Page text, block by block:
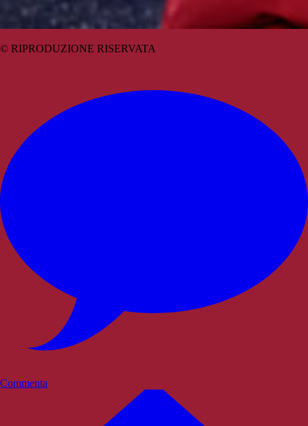
© RIPRODUZIONE RISERVATA
Commenta